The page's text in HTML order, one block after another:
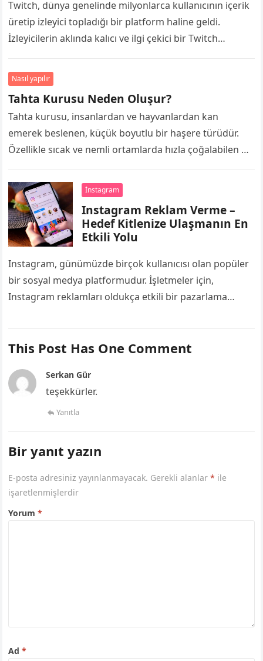
Twitch, dünya genelinde milyonlarca kullanıcının içerik
üretip izleyici topladığı bir platform haline geldi.
İzleyicilerin aklında kalıcı ve ilgi çekici bir Twitch
Nasıl yapılır
Tahta Kurusu Neden Oluşur?
Tahta kurusu, insanlardan ve hayvanlardan kan
emerek beslenen, küçük boyutlu bir haşere türüdür.
Özellikle sıcak ve nemli ortamlarda hızla çoğalabilen bu
İnstagram
Instagram Reklam Verme –
Hedef Kitlenize Ulaşmanın En
Etkili Yolu
Instagram, günümüzde birçok kullanıcısı olan popüler
bir sosyal medya platformudur. İşletmeler için,
Instagram reklamları oldukça etkili bir pazarlama
This Post Has One Comment
Serkan Gür
teşekkürler.
Yanıtla
Bir yanıt yazın
E-posta adresiniz yayınlanmayacak. Gerekli alanlar* ile
işaretlenmişlerdir
Yorum*
Ad*